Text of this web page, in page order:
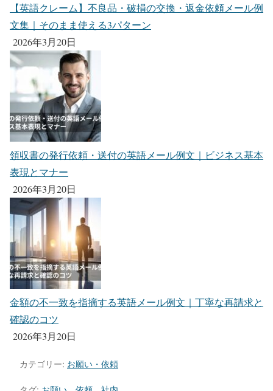
【英語クレーム】不良品・破損の交換・返金依頼メール例
文集｜そのまま使える3パターン
2026年3月20日
領収書の発行依頼・送付の英語メール例文｜ビジネス基本
表現とマナー
2026年3月20日
金額の不一致を指摘する英語メール例文｜丁寧な再請求と
確認のコツ
2026年3月20日
カテゴリー: お願い・依頼